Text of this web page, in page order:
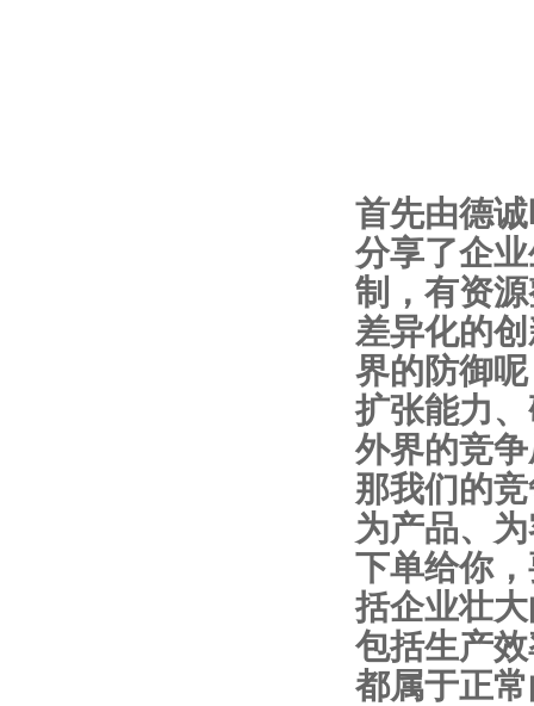
首先由德
分享了企
制，有资
差异化的
界的防御
扩张能力
外界的竞
那我们的
为产品、
下单给你
括企业壮
包括生产
都属于正